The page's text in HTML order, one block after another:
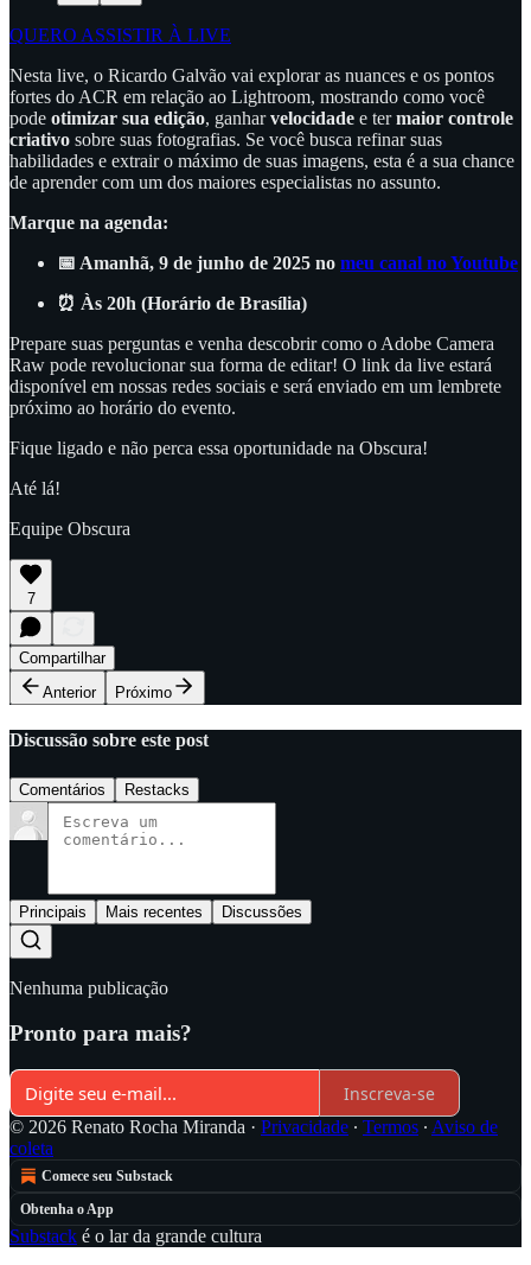
QUERO ASSISTIR À LIVE
Nesta live, o Ricardo Galvão vai explorar as nuances e os pontos
fortes do ACR em relação ao Lightroom, mostrando como você
pode otimizar sua edição, ganharvelocidade e termaior controle
criativo sobre suas fotografias. Se você busca refinar suas
habilidades e extrair o máximo de suas imagens, esta é a sua chance
de aprender com um dos maiores especialistas no assunto.
Marque na agenda:
📅 Amanhã, 9 de junho de 2025 no meu canal no Youtube
⏰ Às 20h (Horário de Brasília)
Prepare suas perguntas e venha descobrir como o Adobe Camera
Raw pode revolucionar sua forma de editar! O link da live estará
disponível em nossas redes sociais e será enviado em um lembrete
próximo ao horário do evento.
Fique ligado e não perca essa oportunidade na Obscura!
Até lá!
Equipe Obscura
7
Compartilhar
Anterior
Próximo
Discussão sobre este post
Comentários Restacks
Principais Mais recentes Discussões
Nenhuma publicação
Pronto para mais?
Inscreva-se
© 2026 Renato Rocha Miranda · Privacidade ∙ Termos ∙ Aviso de
coleta
Comece seu Substack
Obtenha o App
Substack é o lar da grande cultura